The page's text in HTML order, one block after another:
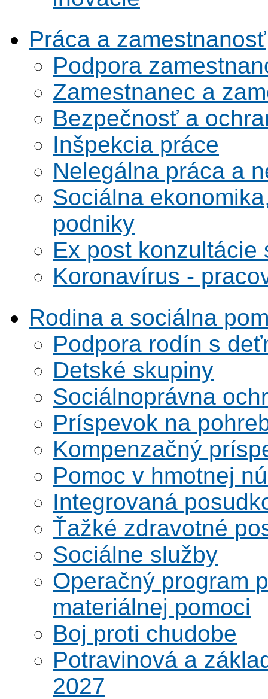
Práca a zamestnanosť
Podpora
Zamestnanec a
Bezpečnosť a
Inšpekcia práce
Nelegálna práca a
Sociálna
podniky
Ex post
Koronavírus -
Rodina a sociálna
Podpora rodín s
Detské skupiny
Sociálnoprávna
Príspevok na
Kompenzačný
Pomoc v hmotnej
Integrovaná
Ťažké zdravotné
Sociálne služby
Operačný program
materiálnej pomoci
Boj proti chudobe
Potravinová a
2027